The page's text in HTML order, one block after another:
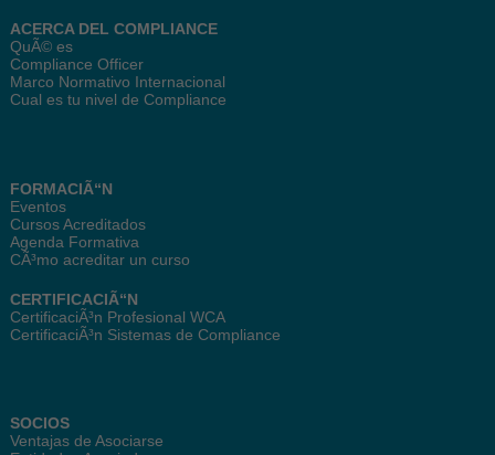
ACERCA DEL COMPLIANCE
QuÃ© es
Compliance Officer
Marco Normativo Internacional
Cual es tu nivel de Compliance
FORMACIÃ“N
Eventos
Cursos Acreditados
Agenda Formativa
CÃ³mo acreditar un curso
CERTIFICACIÃ“N
CertificaciÃ³n Profesional WCA
CertificaciÃ³n Sistemas de Compliance
SOCIOS
Ventajas de Asociarse